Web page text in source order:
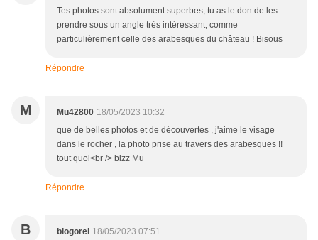
Tes photos sont absolument superbes, tu as le don de les
prendre sous un angle très intéressant, comme
particulièrement celle des arabesques du château ! Bisous
Répondre
M Mu42800 18/05/2023 10:32
que de belles photos et de découvertes , j'aime le visage
dans le rocher , la photo prise au travers des arabesques !!
tout quoi<br /> bizz Mu
Répondre
B blogorel 18/05/2023 07:51